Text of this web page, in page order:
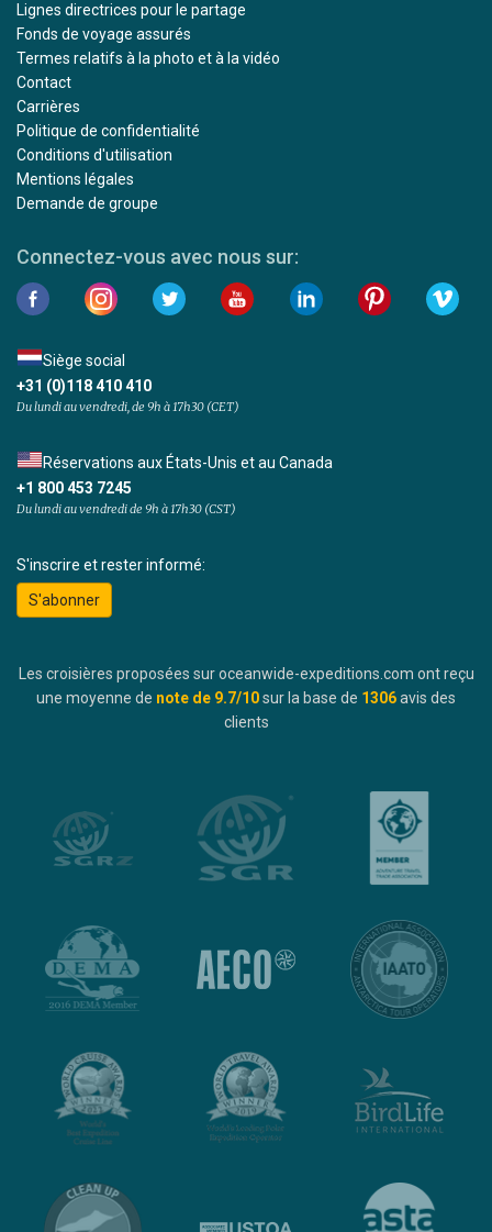
Lignes directrices pour le partage
Fonds de voyage assurés
Termes relatifs à la photo et à la vidéo
Contact
Carrières
Politique de confidentialité
Conditions d'utilisation
Mentions légales
Demande de groupe
Connectez-vous avec nous sur:
Siège social
+31 (0)118 410 410
Du lundi au vendredi, de 9h à 17h30 (CET)
Réservations aux États-Unis et au Canada
+1 800 453 7245
Du lundi au vendredi de 9h à 17h30 (CST)
S'inscrire et rester informé:
S'abonner
Les croisières proposées sur oceanwide-expeditions.com ont reçu
une moyenne de note de 9.7/10sur la base de 1306avis des
clients